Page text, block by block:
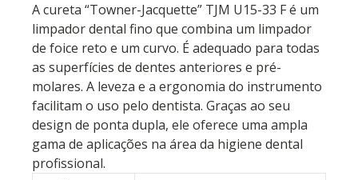
A cureta “Towner-Jacquette” TJM U15-33 F é um
limpador dental fino que combina um limpador
de foice reto e um curvo. É adequado para todas
as superfícies de dentes anteriores e pré-
molares. A leveza e a ergonomia do instrumento
facilitam o uso pelo dentista. Graças ao seu
design de ponta dupla, ele oferece uma ampla
gama de aplicações na área da higiene dental
profissional.